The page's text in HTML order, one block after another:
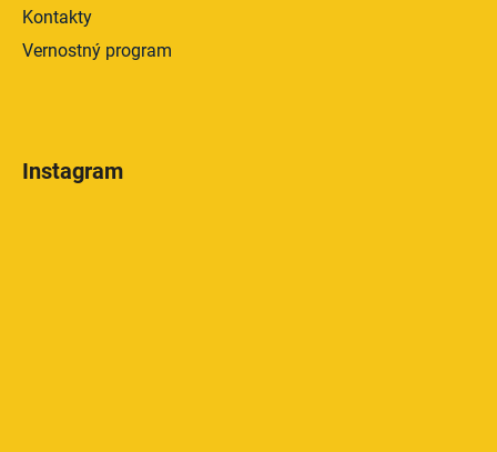
Kontakty
Vernostný program
Instagram